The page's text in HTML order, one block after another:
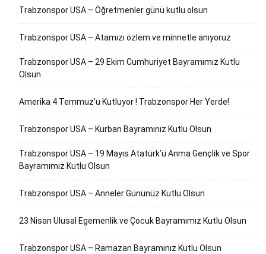
Trabzonspor USA – Öğretmenler günü kutlu olsun
Trabzonspor USA – Atamızı özlem ve minnetle anıyoruz
Trabzonspor USA – 29 Ekim Cumhuriyet Bayramımız Kutlu
Olsun
Amerika 4 Temmuz’u Kutluyor ! Trabzonspor Her Yerde!
Trabzonspor USA – Kurban Bayramınız Kutlu Olsun
Trabzonspor USA – 19 Mayıs Atatürk’ü Anma Gençlik ve Spor
Bayramımız Kutlu Olsun
Trabzonspor USA – Anneler Gününüz Kutlu Olsun
23 Nisan Ulusal Egemenlik ve Çocuk Bayramımız Kutlu Olsun
Trabzonspor USA – Ramazan Bayramınız Kutlu Olsun